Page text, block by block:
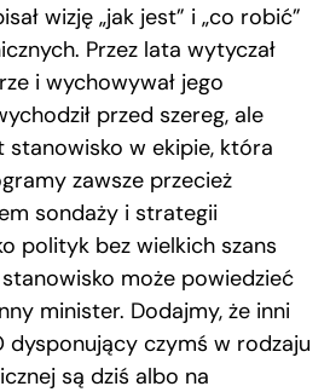
wizję „jak jest” i „co robić”
Przez lata wytyczał
i wychowywał jego
przed szereg, ale
stanowisko w ekipie, która
zawsze przecież
sondaży i strategii
polityk bez wielkich szans
może powiedzieć
minister. Dodajmy, że inni
czymś w rodzaju
są dziś albo na